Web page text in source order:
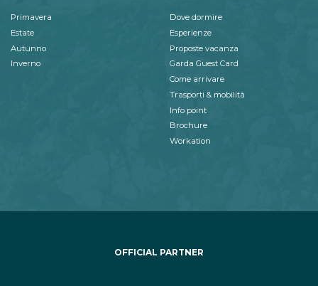
Primavera
Estate
Autunno
Inverno
Dove dormire
Esperienze
Proposte vacanza
Garda Guest Card
Come arrivare
Trasporti & mobilità
Info point
Brochure
Workation
OFFICIAL PARTNER